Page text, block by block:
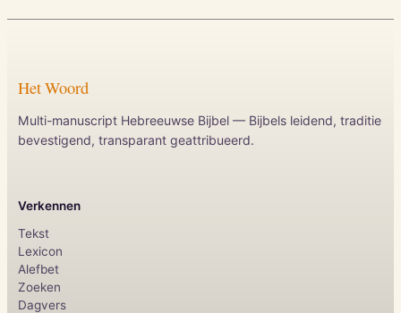
Het Woord
Multi-manuscript Hebreeuwse Bijbel — Bijbels leidend, traditie
bevestigend, transparant geattribueerd.
Verkennen
Tekst
Lexicon
Alefbet
Zoeken
Dagvers